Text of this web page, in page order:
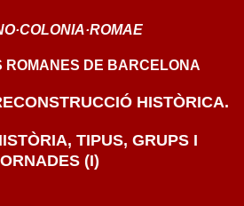
ROMANES DE BARCELONA
HISTÒRICA.
TIPUS, GRUPS I
(I)